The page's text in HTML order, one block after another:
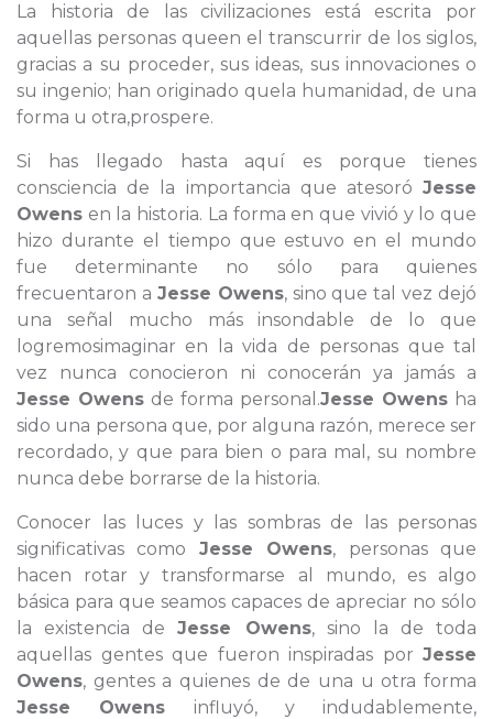
La historia de las civilizaciones está escrita por
aquellas personas queen el transcurrir de los siglos,
gracias a su proceder, sus ideas, sus innovaciones o
su ingenio; han originado quela humanidad, de una
forma u otra,prospere.
Si has llegado hasta aquí es porque tienes
consciencia de la importancia que atesoró Jesse
Owens en la historia. La forma en que vivió y lo que
hizo durante el tiempo que estuvo en el mundo
fue determinante no sólo para quienes
frecuentaron a Jesse Owens, sino que tal vez dejó
una señal mucho más insondable de lo que
logremosimaginar en la vida de personas que tal
vez nunca conocieron ni conocerán ya jamás a
Jesse Owens de forma personal.Jesse Owens ha
sido una persona que, por alguna razón, merece ser
recordado, y que para bien o para mal, su nombre
nunca debe borrarse de la historia.
Conocer las luces y las sombras de las personas
significativas como Jesse Owens, personas que
hacen rotar y transformarse al mundo, es algo
básica para que seamos capaces de apreciar no sólo
la existencia deJesse Owens, sino la de toda
aquellas gentes que fueron inspiradas por Jesse
Owens, gentes a quienes de de una u otra forma
Jesse Owens influyó, y indudablemente,